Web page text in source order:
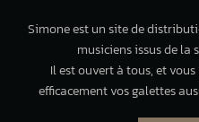
Simone est un site de
musiciens issus de la
Il est ouvert à tous, et
efficacement vos galettes